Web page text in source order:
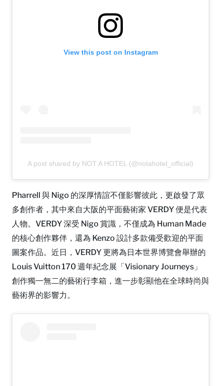
View this post on Instagram
A post shared by NOT A HOTEL (@notahotel_official)
Pharrell 與 Nigo 的深厚情誼不僅影響彼此，更啟發了眾
多創作者，其中來自大阪的平面藝術家 VERDY 便是代表
人物。VERDY 深受 Nigo 賞識，不僅成為 Human Made
的核心創作夥伴，還為 Kenzo 設計多款備受歡迎的平面
圖案作品。近日，VERDY 更將為日本世界博覽會舉辦的
Louis Vuitton 170 週年紀念展「Visionary Journeys」
創作獨一無二的藝術行李箱，進一步彰顯他在全球時尚與
藝術界的影響力。